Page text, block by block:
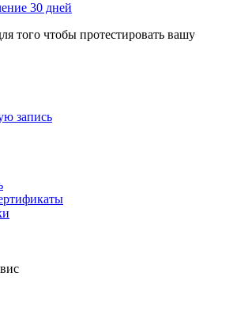
30 дней
того чтобы протестировать вашу
запись